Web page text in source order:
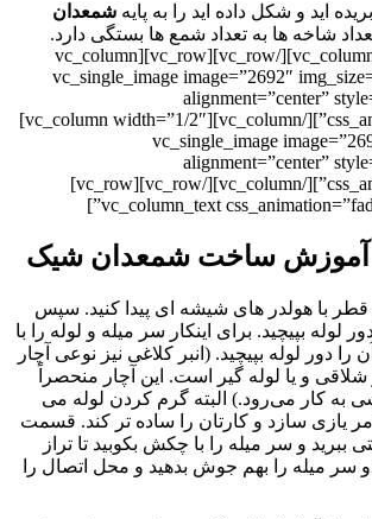
اید و شکل داده اید را به پایه شمعدان
شاخه ها به تعداد شمع ها بستگی دارد.
[/vc_column_text][/vc_column][/vc_row][vc_row][vc_column
width=”1/2″][vc_single_image image=”2692″
alignment=”center”
css_animation=”fadeInUp”][/vc_column][vc_column width=”1/2″]
[vc_single_image
alignment=”center”
css_animation=”fadeInUp”][/vc_column][/vc_row][vc_row]
آموزش ساخت شمعدان شیک
قطر با هولدر های شیشه ای پیدا کنید. سپس
را دور لوله بپیچید. برای اینکار سر میله و لوله را با
را دور لوله بپیچید. ( انبر کلاغی نیز نوعی آچار
و یا لوله گیر است. این آچار منحصراً
به کار می‌رود.) البته گرم کردن لوله می
امر یازی سازد و کارتان را ساده تر کند. قسمت
ببرید و سر میله را با چکش بکوبید تا تراز
سر میله را بهم جوش بدهید و محل اتصال را